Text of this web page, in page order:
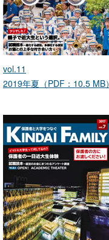
vol.11
2019年夏（PDF：10.5 MB）